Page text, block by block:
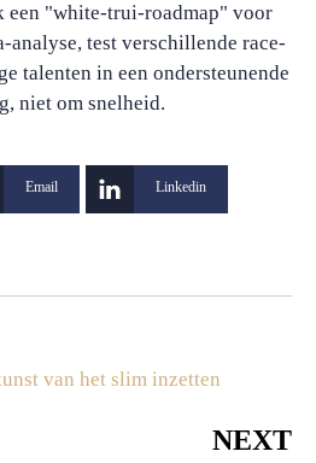
een "white-trui-roadmap" voor
analyse, test verschillende race-
talenten in een ondersteunende
niet om snelheid.
Email Linkedin
van het slim inzetten
NEXT